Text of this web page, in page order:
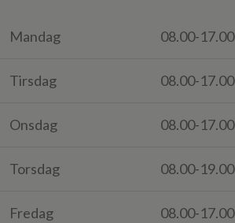
Mandag 08.00-17.00
Tirsdag 08.00-17.00
Onsdag 08.00-17.00
Torsdag 08.00-19.00
Fredag 08.00-17.00